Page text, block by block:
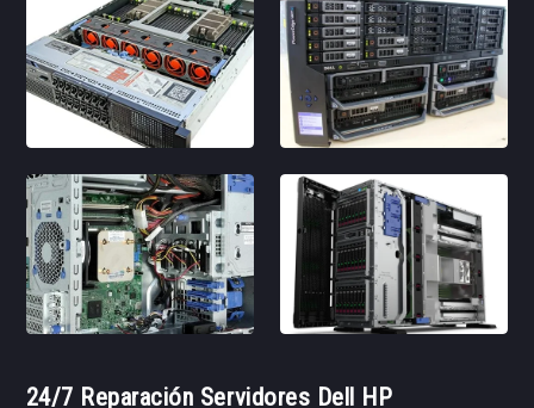
24/7 Reparación Servidores Dell HP